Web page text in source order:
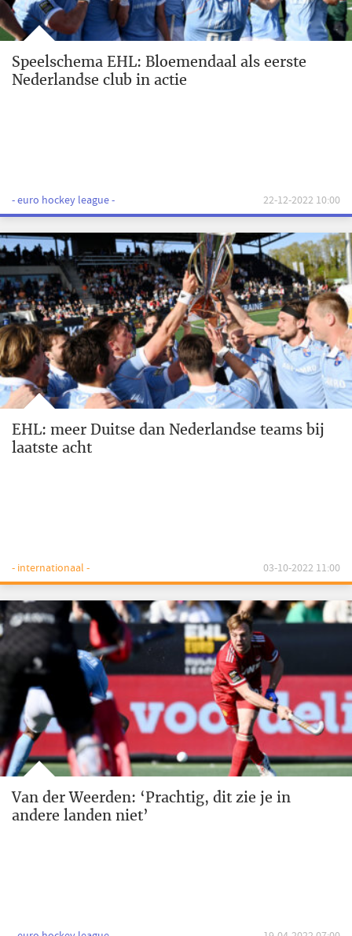
Speelschema EHL: Bloemendaal als eerste
Nederlandse club in actie
- euro hockey league - 22-12-2022 10:00
EHL: meer Duitse dan Nederlandse teams bij
laatste acht
- internationaal - 03-10-2022 11:00
Van der Weerden: ‘Prachtig, dit zie je in
andere landen niet’